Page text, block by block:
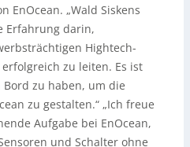
EnOcean. „Wald Siskens
Erfahrung darin,
Hightech-
zu leiten. Es ist
zu haben, um die
zu gestalten.“ „Ich freue
Aufgabe bei EnOcean,
und Schalter ohne